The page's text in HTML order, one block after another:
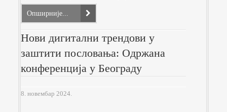
Опширније...
Нови дигитални трендови у
заштити пословања: Одржана
конференција у Београду
8. новембар 2024.